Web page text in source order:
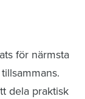
för närmsta
dela praktisk